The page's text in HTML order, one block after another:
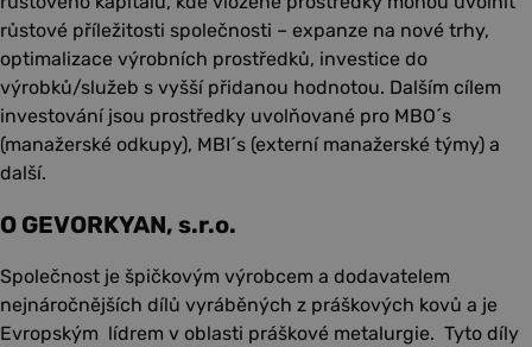
růstové příležitosti společnosti – expanze na nové trhy,
optimalizace výrobních prostředků, investice do
výrobků/služeb s vyšší přidanou hodnotou. Dalším cílem
investování jsou prostředky uvolňované pro MBO´s
(manažerské odkupy), MBI´s (externí manažerské týmy) a
další.
O GEVORKYAN, s.r.o.
Společnost je špičkovým výrobcem a dodavatelem
nejnáročnějších dílů vyráběných z práškových kovů a je
Evropským lídrem v oblasti práškové metalurgie. Tyto díly